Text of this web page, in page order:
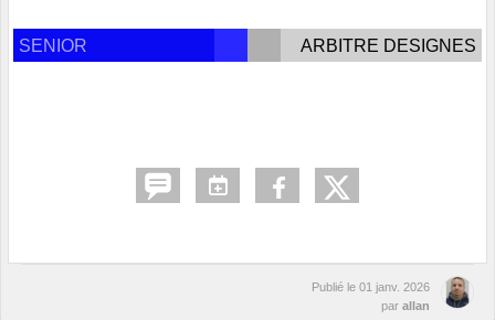
SENIOR ARBITRE DESIGNES
Publié le 01 janv. 2026
par allan